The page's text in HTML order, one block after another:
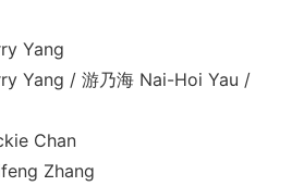
Yang
/ 游乃海 Nai-Hoi Yau /
Chan
Zhang